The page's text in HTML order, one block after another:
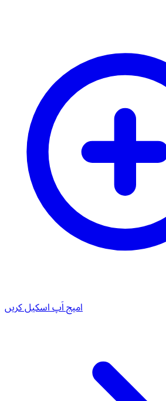
امیج اَپ اسکیل کریں